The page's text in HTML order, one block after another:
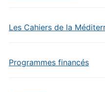
Les Cahiers de la
Programmes financés